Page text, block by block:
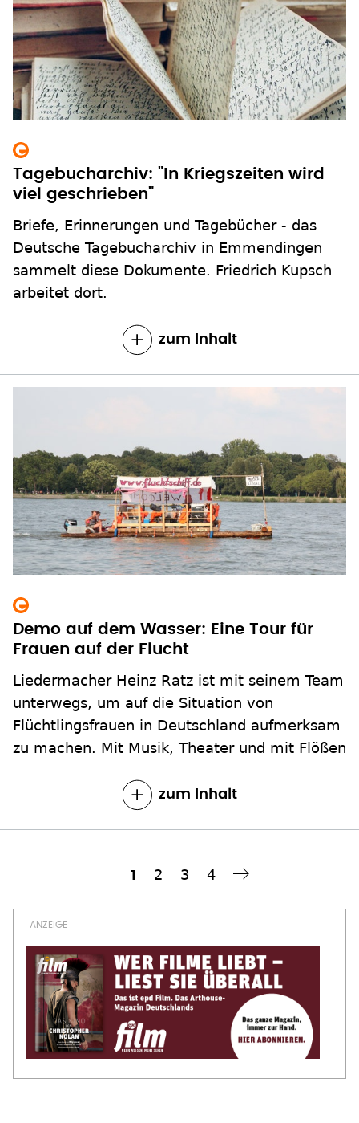
Tagebucharchiv: "In Kriegszeiten wird
viel geschrieben"
Briefe, Erinnerungen und Tagebücher - das
Deutsche Tagebucharchiv in Emmendingen
sammelt diese Dokumente. Friedrich Kupsch
arbeitet dort.
zum Inhalt
Demo auf dem Wasser: Eine Tour für
Frauen auf der Flucht
Liedermacher Heinz Ratz ist mit seinem Team
unterwegs, um auf die Situation von
Flüchtlingsfrauen in Deutschland aufmerksam
zu machen. Mit Musik, Theater und mit Flößen
zum Inhalt
Aktuelle
1 Seite
2 Seite
3 Seite
4
››